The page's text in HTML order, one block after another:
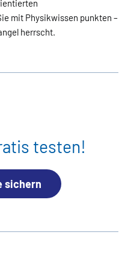
mit Physikwissen punkten –
herrscht.
testen!
sichern